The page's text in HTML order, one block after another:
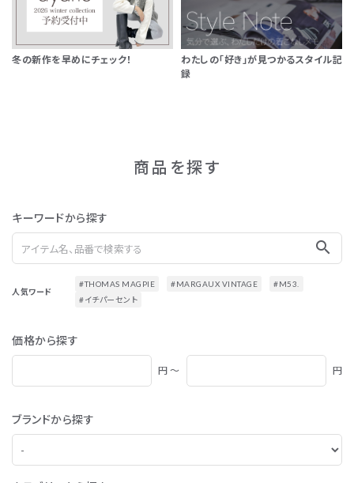
冬の新作を早めにチェック！
わたしの「好き」が見つかるスタイル記
録
商品を探す
キーワードから探す
search
人気ワード
#THOMAS MAGPIE #MARGAUX VINTAGE
#M53.
#イチパーセント
価格から探す
円 ～ 円
ブランドから探す